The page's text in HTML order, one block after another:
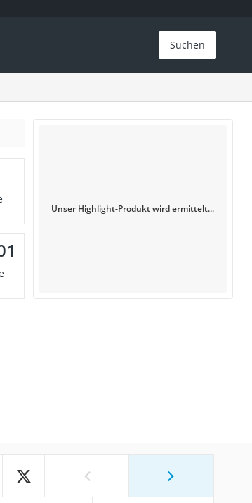
Suchen
Unser Highlight-Produkt wird ermittelt...